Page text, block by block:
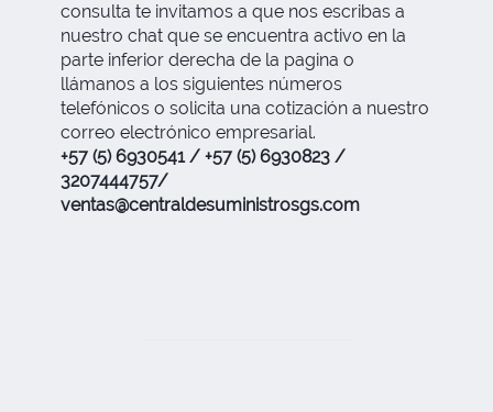
consulta te invitamos a que nos escribas a
nuestro chat que se encuentra activo en la
parte inferior derecha de la pagina o
llámanos a los siguientes números
telefónicos o solicita una cotización a nuestro
correo electrónico empresarial.
+57 (5) 6930541 / +57 (5) 6930823 /
3207444757/
ventas@centraldesuministrosgs.com